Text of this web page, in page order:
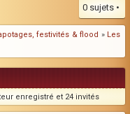
0 sujets •
festivités & flood » Les
enregistré et 24 invités